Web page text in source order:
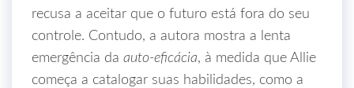
recusa a aceitar que o futuro está fora do seu
controle. Contudo, a autora mostra a lenta
emergência da auto‑eficácia, à medida que Allie
começa a catalogar suas habilidades, como a